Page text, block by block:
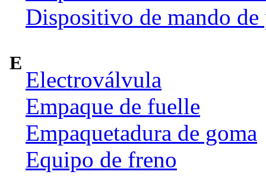
Dispositivo de mando de
E
Electroválvula
Empaque de fuelle
Empaquetadura de goma
Equipo de freno